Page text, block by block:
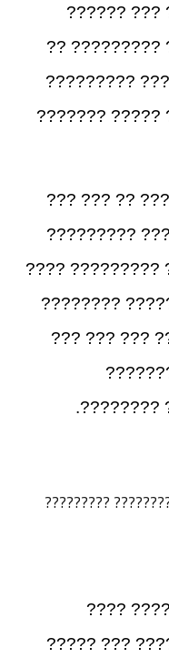
????? ??
???? ???
??????? ????
?? ?????????
????? ???
???? ??? ???
?????????
????? ??? ??
??????????
???????: ????????
?? ???
?????? ?????